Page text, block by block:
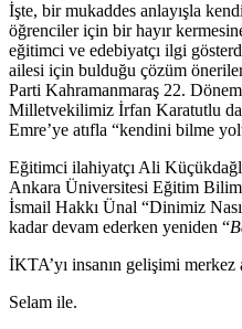
İşte, bir mukaddes anlayışla
öğrenciler için bir hayır
eğitimci ve edebiyatçı ilgi
ailesi için bulduğu çözüm
Parti Kahramanmaraş 22.
Milletvekilimiz İrfan Karatutlu da
Emre’ye atıfla “kendini bilme
Eğitimci ilahiyatçı Ali
Ankara Üniversitesi Eğitim
İsmail Hakkı Ünal “Dinimiz
kadar devam ederken yeniden “
İKTA’yı insanın gelişimi
Selam ile.